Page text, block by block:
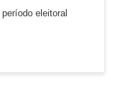
eleitoral